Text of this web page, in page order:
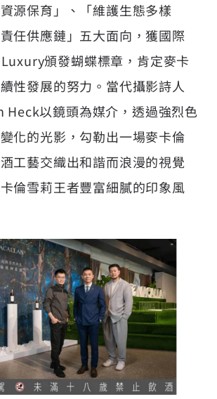
源保育」、「維護生態多樣
任供應鏈」五大面向，獲國際
頒發蝴蝶標章，肯定麥卡
性發展的努力。當代攝影詩人
以鏡頭為媒介，透過強烈色
化的光影，勾勒出一場麥卡倫
工藝交織出和諧而浪漫的視覺
倫雪莉王者豐富細膩的印象風